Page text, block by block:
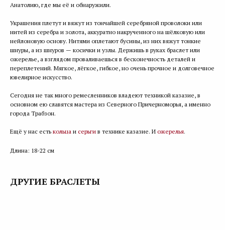
Анатолию, где мы её и обнаружили.
Украшения плетут и вяжут из тончайшей серебряной проволоки или
нитей из серебра и золота, аккуратно накрученного на шёлковую или
нейлоновую основу. Нитями оплетают бусины, из них вяжут тонкие
шнуры, а из шнуров — косички и узлы. Держишь в руках браслет или
ожерелье, а взглядом проваливаешься в бесконечность деталей и
переплетений. Мягкое, лёгкое, гибкое, но очень прочное и долговечное
ювелирное искусство.
Сегодня не так много ремесленников владеют техникой казазие, в
основном ею славятся мастера из Северного Причерноморья, а именно
города Трабзон.
Ещё у нас есть кольца и серьги в технике казазие. И ожерелья.
Длина: 18-22 см
ДРУГИЕ БРАСЛЕТЫ